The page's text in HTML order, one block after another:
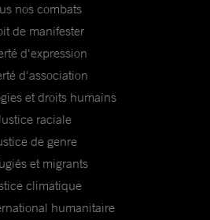
nos combats
de manifester
d'expression
d'association
et droits humains
raciale
de genre
et migrants
climatique
humanitaire